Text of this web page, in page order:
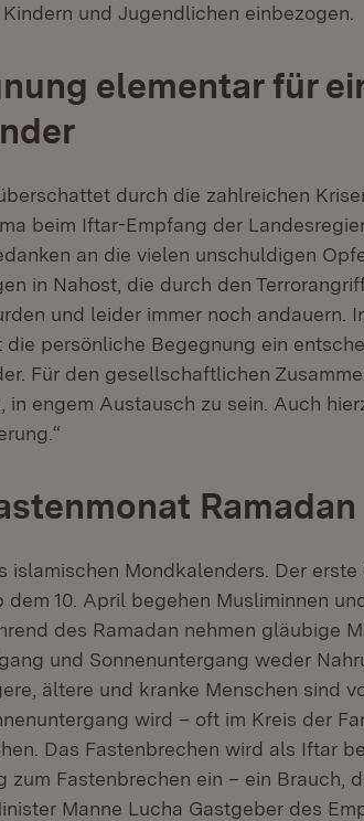
und Jugendlichen einbezogen.
elementar für
durch die zahlreichen
beim Iftar-Empfang der
an die vielen unschuldigen
in Nahost, die durch den
und leider immer noch andauern.
persönliche Begegnung ein
Für den gesellschaftlichen
engem Austausch zu sein. Auch
Ramadan
islamischen Mondkalenders. Der erste
dem 10. April begehen Musliminnen
des Ramadan nehmen gläubige
und Sonnenuntergang weder
ältere und kranke Menschen sind
wird – oft im Kreis der
Das Fastenbrechen wird als Iftar
Fastenbrechen ein – ein Brauch,
Manne Lucha Gastgeber des